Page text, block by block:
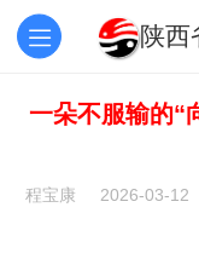
陕西
一朵不服输的
程宝康 2026-03-12